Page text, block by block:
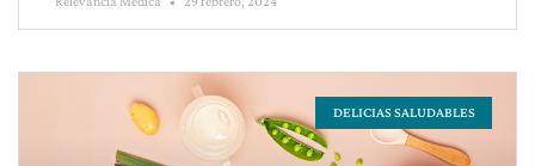
DELICIAS SALUDABLES